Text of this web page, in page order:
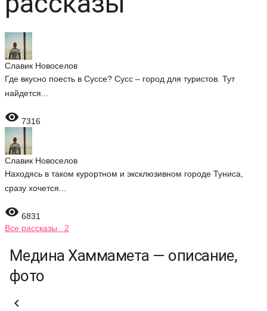
Славик Новоселов
Где вкусно поесть в Суссе? Сусс – город для туристов. Тут
найдется...
 7316
Славик Новоселов
Находясь в таком курортном и эксклюзивном городе Туниса,
сразу хочется...
 6831
Все рассказы 2
Медина Хаммамета — описание,
фото
